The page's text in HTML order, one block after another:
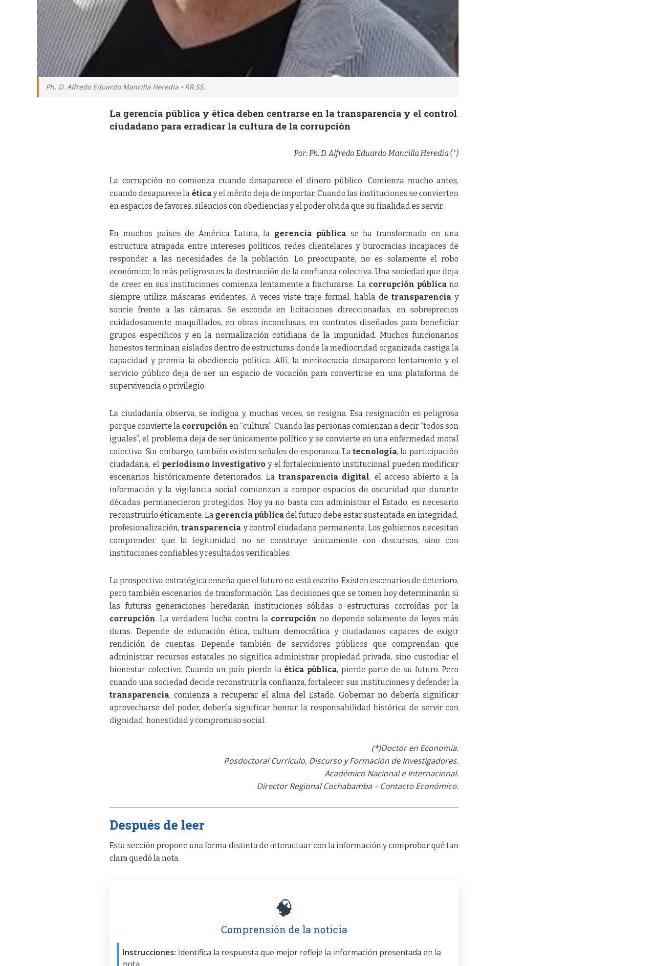
Ph. D. Alfredo Eduardo Mancilla Heredia • RR.SS.
La gerencia pública y ética deben centrarse en la transparencia y el control
ciudadano para erradicar la cultura de la corrupción
Por: Ph. D. Alfredo Eduardo Mancilla Heredia (*)
La corrupción no comienza cuando desaparece el dinero público. Comienza mucho antes,
cuando desaparece la éticay el mérito deja de importar. Cuando las instituciones se convierten
en espacios de favores, silencios con obediencias y el poder olvida que su finalidad es servir.
En muchos países de América Latina, la gerencia públicase ha transformado en una
estructura atrapada entre intereses políticos, redes clientelares y burocracias incapaces de
responder a las necesidades de la población. Lo preocupante, no es solamente el robo
económico; lo más peligroso es la destrucción de la confianza colectiva. Una sociedad que deja
de creer en sus instituciones comienza lentamente a fracturarse. La corrupción pública no
siempre utiliza máscaras evidentes. A veces viste traje formal, habla detransparencia y
sonríe frente a las cámaras. Se esconde en licitaciones direccionadas, en sobreprecios
cuidadosamente maquillados, en obras inconclusas, en contratos diseñados para beneficiar
grupos específicos y en la normalización cotidiana de la impunidad. Muchos funcionarios
honestos terminan aislados dentro de estructuras donde la mediocridad organizada castiga la
capacidad y premia la obediencia política. Allí, la meritocracia desaparece lentamente y el
servicio público deja de ser un espacio de vocación para convertirse en una plataforma de
supervivencia o privilegio.
La ciudadanía observa, se indigna y, muchas veces, se resigna. Esa resignación es peligrosa
porque convierte la corrupción en “cultura”. Cuando las personas comienzan a decir “todos son
iguales”, el problema deja de ser únicamente político y se convierte en una enfermedad moral
colectiva. Sin embargo, también existen señales de esperanza. Latecnología, la participación
ciudadana, el periodismo investigativo y el fortalecimiento institucional pueden modificar
escenarios históricamente deteriorados. Latransparencia digital, el acceso abierto a la
información y la vigilancia social comienzan a romper espacios de oscuridad que durante
décadas permanecieron protegidos. Hoy ya no basta con administrar el Estado; es necesario
reconstruirlo éticamente. La gerencia públicadel futuro debe estar sustentada en integridad,
profesionalización,transparencia y control ciudadano permanente. Los gobiernos necesitan
comprender que la legitimidad no se construye únicamente con discursos, sino con
instituciones confiables y resultados verificables.
La prospectiva estratégica enseña que el futuro no está escrito. Existen escenarios de deterioro,
pero también escenarios de transformación. Las decisiones que se tomen hoy determinarán si
las futuras generaciones heredarán instituciones sólidas o estructuras corroídas por la
corrupción. La verdadera lucha contra la corrupción no depende solamente de leyes más
duras. Depende de educación ética, cultura democrática y ciudadanos capaces de exigir
rendición de cuentas. Depende también de servidores públicos que comprendan que
administrar recursos estatales no significa administrar propiedad privada, sino custodiar el
bienestar colectivo. Cuando un país pierde la ética pública, pierde parte de su futuro. Pero
cuando una sociedad decide reconstruir la confianza, fortalecer sus instituciones y defender la
transparencia, comienza a recuperar el alma del Estado. Gobernar no debería significar
aprovecharse del poder, debería significar honrar la responsabilidad histórica de servir con
dignidad, honestidad y compromiso social.
(*)Doctor en Economía.
Posdoctoral Currículo, Discurso y Formación de Investigadores.
Académico Nacional e Internacional.
Director Regional Cochabamba – Contacto Económico.
Después de leer
Esta sección propone una forma distinta de interactuar con la información y comprobar qué tan
clara quedó la nota.
🧠
Comprensión de la noticia
Instrucciones: Identifica la respuesta que mejor refleje la información presentada en la